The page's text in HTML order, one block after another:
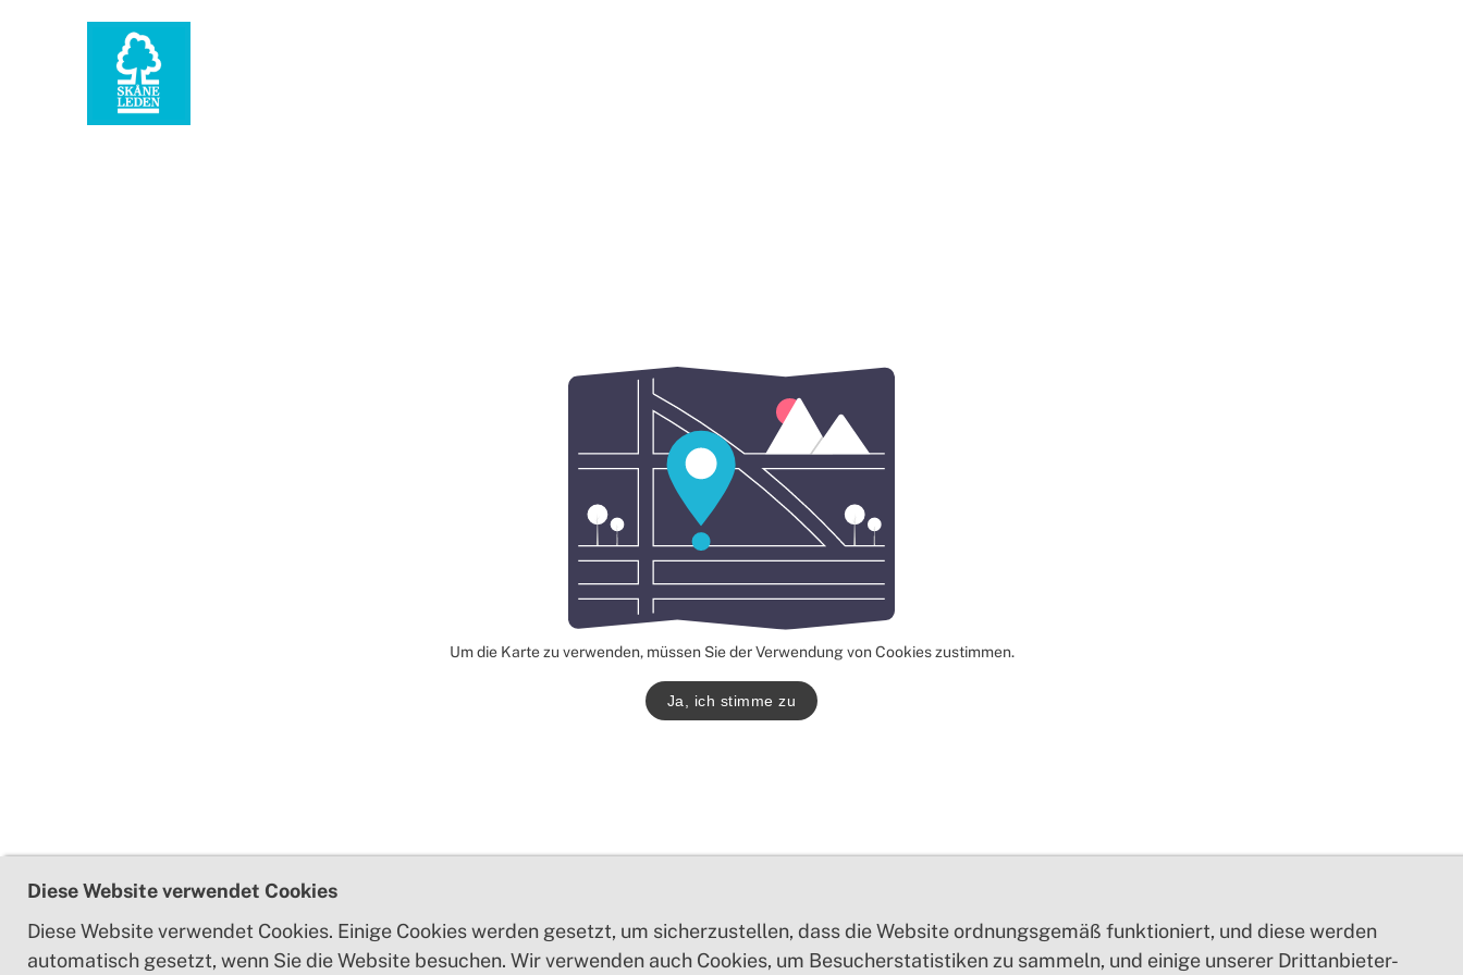
Um die Karte zu verwenden, müssen Sie der Verwendung von Cookies zustimmen.
Ja, ich stimme zu
Diese Website verwendet Cookies
Diese Website verwendet Cookies. Einige Cookies werden gesetzt, um sicherzustellen, dass die Website ordnungsgemäß funktioniert, und diese werden
automatisch gesetzt, wenn Sie die Website besuchen. Wir verwenden auch Cookies, um Besucherstatistiken zu sammeln, und einige unserer Drittanbieter-